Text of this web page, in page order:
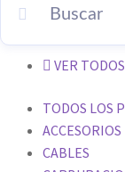
VER
TODOS LOS
ACCESORIOS
CABLES